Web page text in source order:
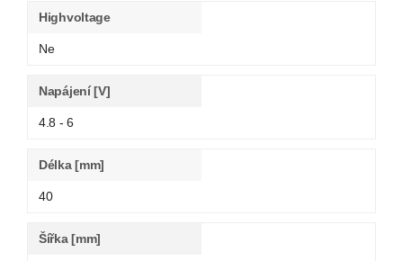
Highvoltage
Ne
Napájení [V]
4.8 - 6
Délka [mm]
40
Šířka [mm]